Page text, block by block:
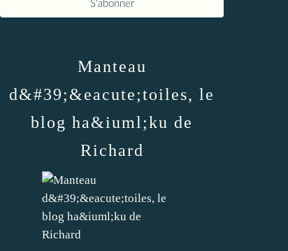
Manteau
d&#39;&eacute;toiles, le
blog ha&iuml;ku de
Richard